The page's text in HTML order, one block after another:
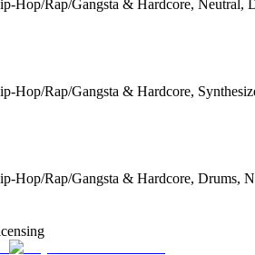
Hop/Rap/Gangsta & Hardcore, Neutral,
Hop/Rap/Gangsta & Hardcore,
Hop/Rap/Gangsta & Hardcore, Drums,